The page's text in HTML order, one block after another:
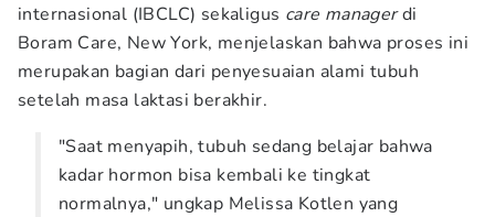
internasional (IBCLC) sekaligus care managerdi
Boram Care, New York, menjelaskan bahwa proses ini
merupakan bagian dari penyesuaian alami tubuh
setelah masa laktasi berakhir.
"Saat menyapih, tubuh sedang belajar bahwa
kadar hormon bisa kembali ke tingkat
normalnya," ungkap Melissa Kotlen yang